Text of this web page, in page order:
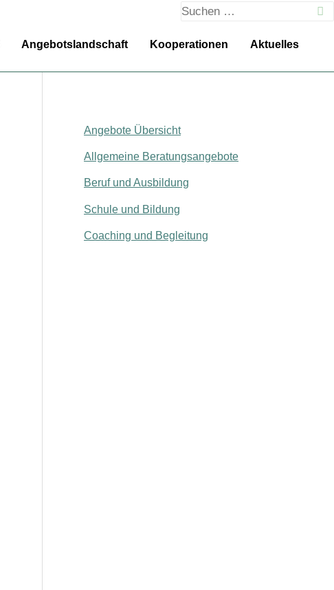
Suchen
Angebotslandschaft Kooperationen Aktuelles
Angebote Übersicht
Allgemeine Beratungsangebote
Beruf und Ausbildung
Schule und Bildung
Coaching und Begleitung